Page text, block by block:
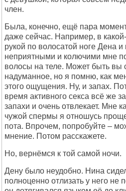
член.
Была, конечно, ещё пара
даже сейчас. Например, в
рукой по волосатой ноге Дена и
неприятными и колючими мне
волосы на теле. Может быть вы
надуманное, но я помню, как
этого ощущения. Ну, и запах.
время активного секса всё же
запахи и очень отвлекает. Мне
чужой спермы я отношусь
пота. Впрочем, попробуйте –
мнение. Потом расскажете.
Но, вернёмся к той самой ночи.
Дену было неудобно. Нина
полноценно отлизать у него не